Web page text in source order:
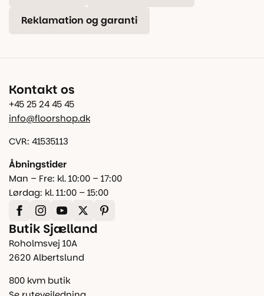
Reklamation og garanti
Kontakt os
+45 25 24 45 45
info@floorshop.dk
CVR: 41535113
Åbningstider
Man – Fre: kl. 10:00 – 17:00
Lørdag: kl. 11:00 – 15:00
Butik Sjælland
Roholmsvej 10A
2620 Albertslund
800 kvm butik